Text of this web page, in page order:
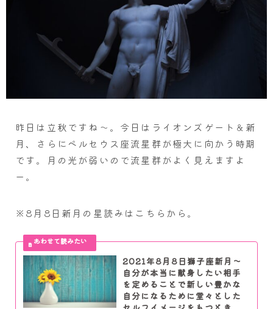
昨日は立秋ですね～。今日はライオンズゲート＆新
月、さらにペルセウス座流星群が極大に向かう時期
です。月の光が弱いので流星群がよく見えますよ
ー。
※8月8日新月の星読みはこちらから。
2021年8月8日獅子座新月～
自分が本当に献身したい相手
を定めることで新しい豊かな
自分になるために堂々とした